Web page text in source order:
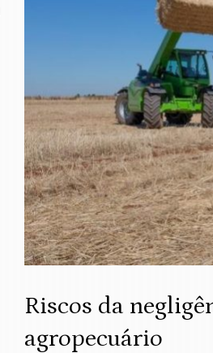
Riscos da
agropecuário